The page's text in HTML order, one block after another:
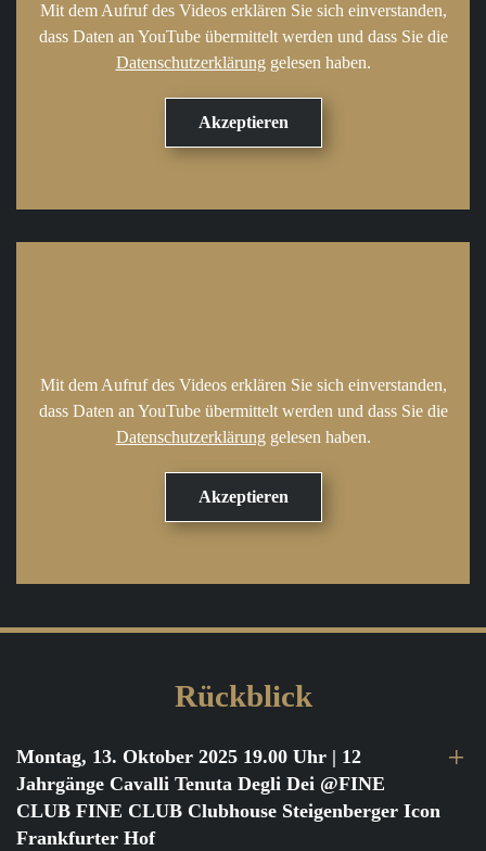
Mit dem Aufruf des Videos erklären Sie sich einverstanden,
dass Daten an YouTube übermittelt werden und dass Sie die
Datenschutzerklärung gelesen haben.
Mit dem Aufruf des Videos erklären Sie sich einverstanden,
dass Daten an YouTube übermittelt werden und dass Sie die
Datenschutzerklärung gelesen haben.
Rückblick
Montag, 13. Oktober 2025 19.00 Uhr | 12
Jahrgänge Cavalli Tenuta Degli Dei @FINE
CLUB FINE CLUB Clubhouse Steigenberger Icon
Frankfurter Hof